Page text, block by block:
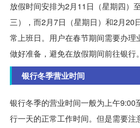
放假时间安排为2月11日（星期四）
三），而2月7日（星期日）和2月20
常上班日。用户在春节期间需要办理
做好准备，避免在放假期间前往银行。
银行冬季营业时间
银行冬季的营业时间一般为上午9:00
行一天的正常工作时间。但是需要注